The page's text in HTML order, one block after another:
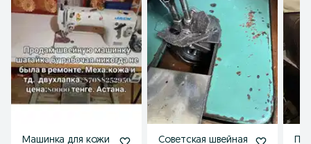
Машинка для кожи Советская швейная